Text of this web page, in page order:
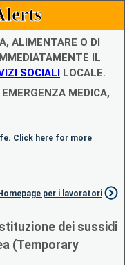
ALIMENTARE O DI
IL
SOCIALI LOCALE.
MEDICA,
Click here for more
per i lavoratori
dei sussidi
(Temporary